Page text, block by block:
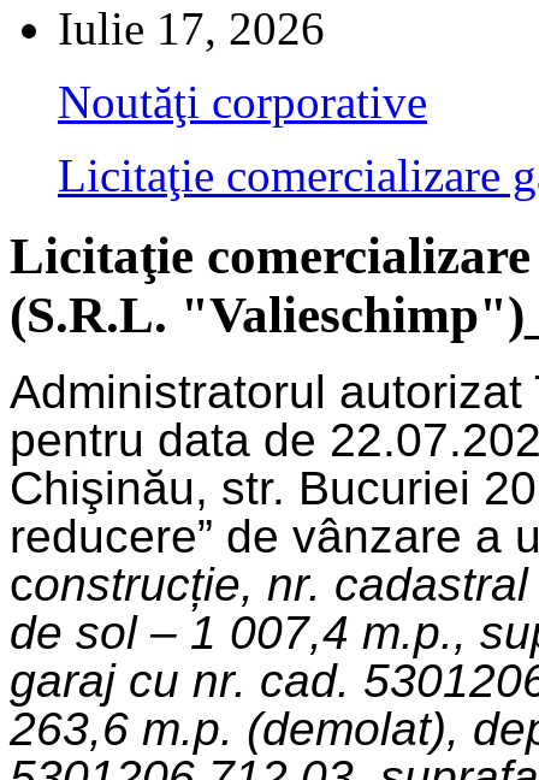
Iulie 17, 2026
Noutăţi corporative
Licitaţie comercializare
Licitaţie
(S.R.L.
Administratorul
pentru data de
Chişinău, str. Bucuriei
reducere” de vânzare a
construcție, nr.
de sol – 1 007,4 m.p.,
garaj cu nr. cad.
263,6 m.p. (demolat),